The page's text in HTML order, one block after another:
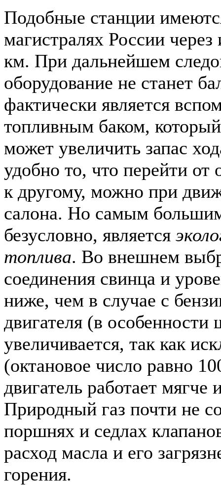
Подобные станции
магистралях России
км. При дальнейшем
оборудование не станет
фактически является
топливным баком,
может увеличить запас
удобно то, что перейти от
к другому, можно при
салона. Но самым
безусловно, является
топлива. Во внешнем
соединения свинца и
ниже, чем в случае с
двигателя (в
увеличивается, так как
(октановое число равно
двигатель работает мягче
Природный газ почти не
поршнях и седлах
расход масла и его
горения.